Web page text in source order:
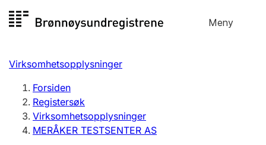
til
Meny
Registersøk
Aksjeselskap
Enkeltpersonforetak
Registrere, endre, slette
Virksomhetsopplysninger
Forsiden
Registersøk
Virksomhetsopplysninger
MERÅKER TESTSENTER AS